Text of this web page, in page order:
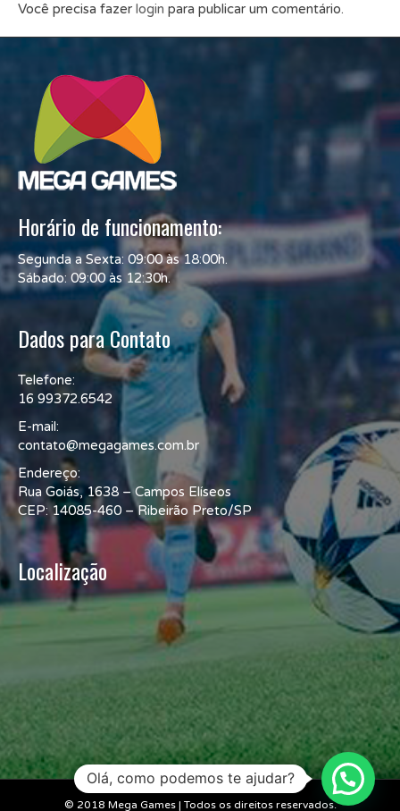
Você precisa fazer login para publicar um comentário.
Horário de funcionamento:
Segunda a Sexta: 09:00 às 18:00h.
Sábado: 09:00 às 12:30h.
Dados para Contato
Telefone:
16 99372.6542
E-mail:
contato@megagames.com.br
Endereço:
Rua Goiás, 1638 – Campos Elíseos
CEP: 14085-460 – Ribeirão Preto/SP
Localização
© 2018 Mega Games | Todos os direitos reservados.
Olá, como podemos te ajudar?